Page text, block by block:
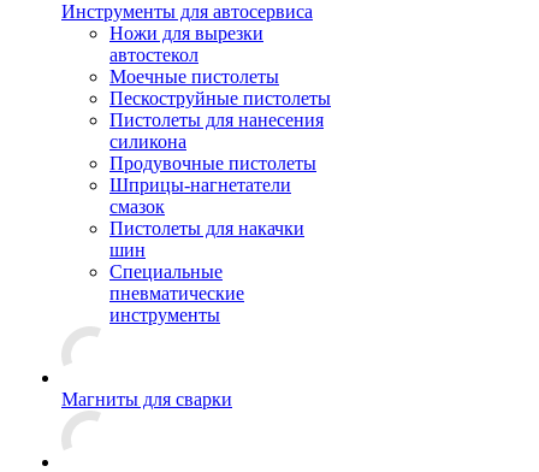
Инструменты для автосервиса
Ножи для вырезки
автостекол
Моечные пистолеты
Пескоструйные пистолеты
Пистолеты для нанесения
силикона
Продувочные пистолеты
Шприцы-нагнетатели
смазок
Пистолеты для накачки
шин
Специальные
пневматические
инструменты
Магниты для сварки